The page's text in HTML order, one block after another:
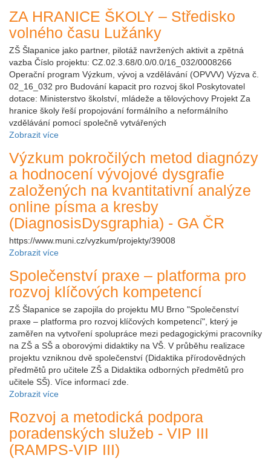
ZA HRANICE ŠKOLY – Středisko
volného času Lužánky
ZŠ Šlapanice jako partner, pilotáž navržených aktivit a zpětná
vazba Číslo projektu: CZ.02.3.68/0.0/0.0/16_032/0008266
Operační program Výzkum, vývoj a vzdělávání (OPVVV) Výzva č.
02_16_032 pro Budování kapacit pro rozvoj škol Poskytovatel
dotace: Ministerstvo školství, mládeže a tělovýchovy Projekt Za
hranice školy řeší propojování formálního a neformálního
vzdělávání pomocí společně vytvářených
Zobrazit více
Výzkum pokročilých metod diagnózy
a hodnocení vývojové dysgrafie
založených na kvantitativní analýze
online písma a kresby
(DiagnosisDysgraphia) - GA ČR
https://www.muni.cz/vyzkum/projekty/39008
Zobrazit více
Společenství praxe – platforma pro
rozvoj klíčových kompetencí
ZŠ Šlapanice se zapojila do projektu MU Brno "Společenství
praxe – platforma pro rozvoj klíčových kompetencí", který je
zaměřen na vytvoření spolupráce mezi pedagogickými pracovníky
na ZŠ a SŠ a oborovými didaktiky na VŠ. V průběhu realizace
projektu vzniknou dvě společenství (Didaktika přírodovědných
předmětů pro učitele ZŠ a Didaktika odborných předmětů pro
učitele SŠ). Více informací zde.
Zobrazit více
Rozvoj a metodická podpora
poradenských služeb - VIP III
(RAMPS-VIP III)